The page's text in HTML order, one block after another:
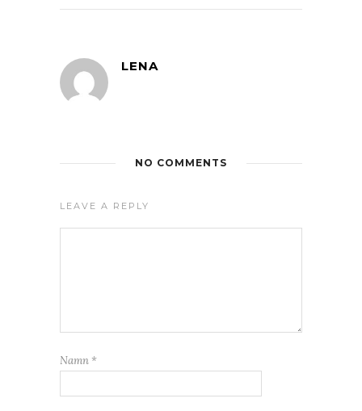
LENA
NO COMMENTS
LEAVE A REPLY
Namn *